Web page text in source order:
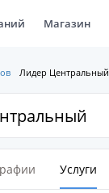
Магазин
Лидер Центральный
Услуги